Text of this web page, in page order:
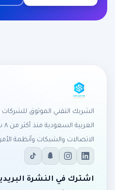
الشريك التقني الموثوق
الاتصالات والشبكات وأنظمة
اشترك في النشرة